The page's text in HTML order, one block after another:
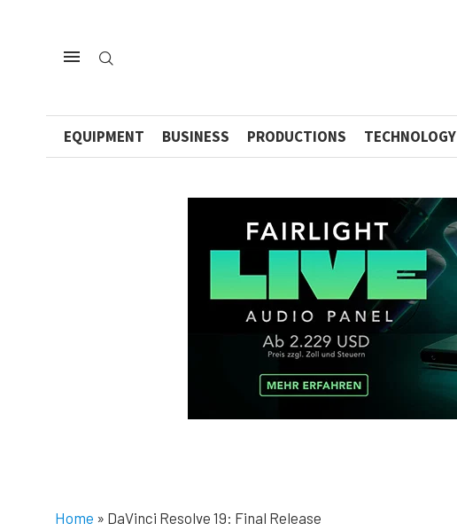
EQUIPMENT BUSINESS PRODUCTIONS TECHNOLOGY
Home » DaVinci Resolve 19: Final Release